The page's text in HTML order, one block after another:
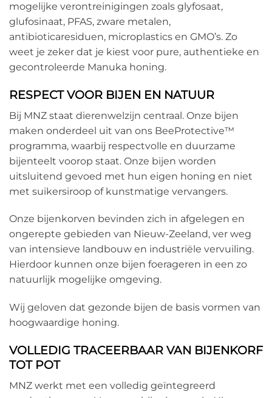
mogelijke verontreinigingen zoals glyfosaat,
glufosinaat, PFAS, zware metalen,
antibioticaresiduen, microplastics en GMO’s. Zo
weet je zeker dat je kiest voor pure, authentieke en
gecontroleerde Manuka honing.
RESPECT VOOR BIJEN EN NATUUR
Bij MNZ staat dierenwelzijn centraal. Onze bijen
maken onderdeel uit van ons BeeProtective™
programma, waarbij respectvolle en duurzame
bijenteelt voorop staat. Onze bijen worden
uitsluitend gevoed met hun eigen honing en niet
met suikersiroop of kunstmatige vervangers.
Onze bijenkorven bevinden zich in afgelegen en
ongerepte gebieden van Nieuw-Zeeland, ver weg
van intensieve landbouw en industriële vervuiling.
Hierdoor kunnen onze bijen foerageren in een zo
natuurlijk mogelijke omgeving.
Wij geloven dat gezonde bijen de basis vormen van
hoogwaardige honing.
VOLLEDIG TRACEERBAAR VAN BIJENKORF
TOT POT
MNZ werkt met een volledig geïntegreerd